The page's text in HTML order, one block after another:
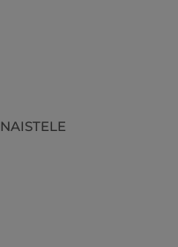
NAISTELE